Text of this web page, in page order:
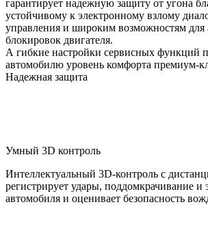
гарантирует надежную защиту от угона
устойчивому к электронному взлому
управления и широким возможностям для
блокировок двигателя.
А гибкие настройки сервисных функций
автомобилю уровень комфорта премиум-
Надежная защита
Умный 3D контроль
Интеллектуальный 3D-контроль с
регистрирует удары, поддомкрачивание и
автомобиля и оценивает безопасность